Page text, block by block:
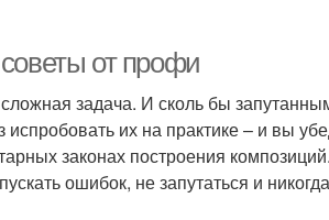
от профи
задача. И сколь бы
их на практике – и вы
законах построения
ошибок, не запутаться и